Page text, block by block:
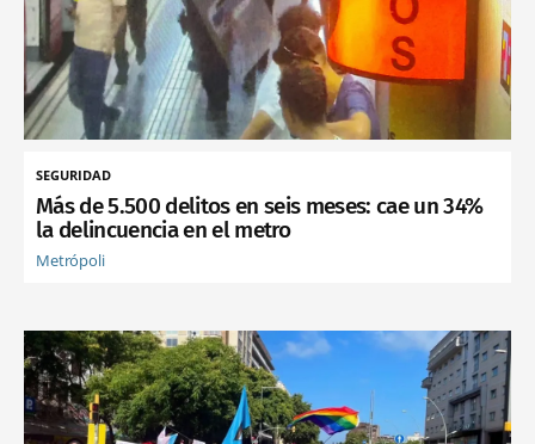
SEGURIDAD
Más de 5.500 delitos en seis meses: cae un 34%
la delincuencia en el metro
Metrópoli